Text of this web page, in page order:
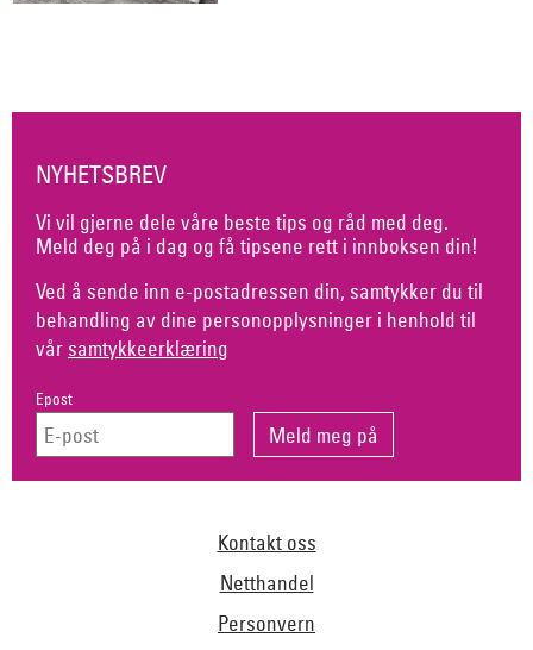
NYHETSBREV
Vi vil gjerne dele våre beste tips og råd med deg.
Meld deg på i dag og få tipsene rett i innboksen din!
Ved å sende inn e-postadressen din, samtykker du til
behandling av dine personopplysninger i henhold til
vår samtykkeerklæring
Epost
Kontakt oss
Netthandel
Personvern